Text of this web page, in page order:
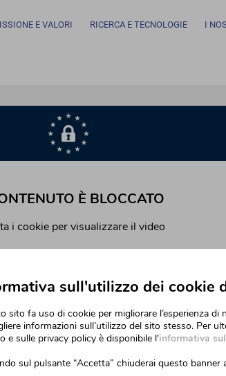
E VALORI RICERCA E TECNOLOGIE I
sull'utilizzo dei cookie
sito fa uso di cookie per migliorare l’esperienza di
informazioni sull’utilizzo del sito stesso. Per
e sulle privacy policy è disponibile l'informativa
sul pulsante “Accetta” chiuderai questo